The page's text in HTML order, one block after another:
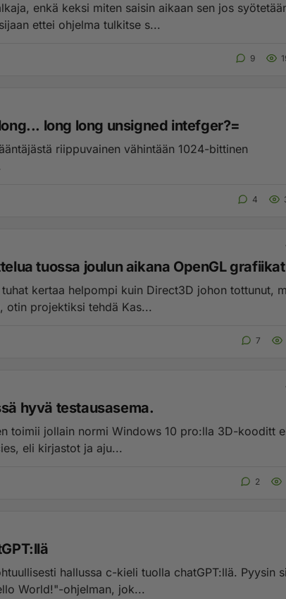
enkä keksi miten saisin aikaan sen jos
ettei ohjelma tulkitse s...
9
long long... long long unsigned intefger?=
riippuvainen vähintään 1024-bittinen
4
tuossa joulun aikana OpenGL
kertaa helpompi kuin Direct3D johon tottunut,
otin projektiksi tehdä Kas...
7
hyvä testausasema.
toimii jollain normi Windows 10 pro:lla 3D-kooditt
eli kirjastot ja aju...
2
hallussa c-kieli tuolla chatGPT:llä. Pyysin
World!"-ohjelman, jok...